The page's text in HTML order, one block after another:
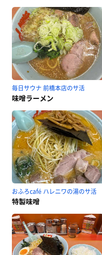
毎日サウナ 前橋本店のサ活
味噌ラーメン
おふろcafé ハレニワの湯のサ活
特製味噌